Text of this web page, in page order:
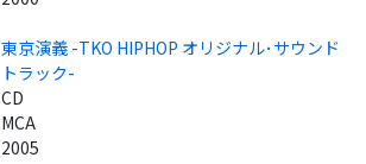
東京演義 -TKO HIPHOP オリジナル･サウンド
トラック-
CD
MCA
2005